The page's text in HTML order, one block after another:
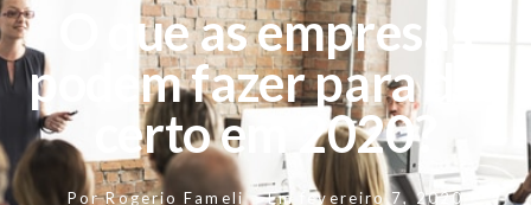
O que as empresas
podem fazer para dar
certo em 2020?
PorRogerio Fameli Em
fevereiro 7, 2020